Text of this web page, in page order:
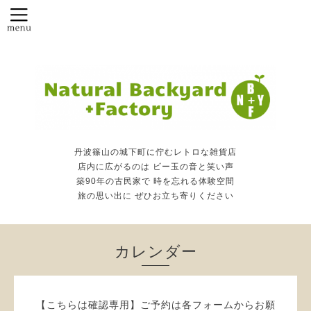
丹波篠山の城下町に佇むレトロな雑貨店
店内に広がるのは ビー玉の音と笑い声
築90年の古民家で 時を忘れる体験空間
旅の思い出に ぜひお立ち寄りください
カレンダー
【こちらは確認専用】ご予約は各フォームからお願